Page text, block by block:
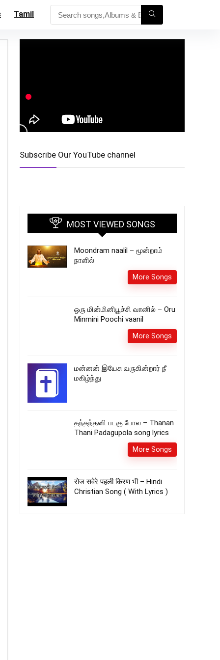
Tamil
Subscribe Our YouTube channel
MOST VIEWED SONGS
Moondram naalil – மூன்றாம்
நாளில்
More Songs
ஒரு மின்மினிபூச்சி வானில் – Oru
Minmini Poochi vaanil
More Songs
மன்னன் இயேசு வருகின்றார் நீ
மகிழ்ந்து
தந்தந்தனி படகு போல – Thanan
Thani Padagupola song lyrics
More Songs
रोज सवेरे पहली किरण भी – Hindi
Christian Song ( With Lyrics )